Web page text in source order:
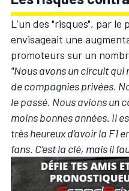
AUTRES CHAMPIONNATS
L’un des "risques", par
envisageait une
promoteurs sur un
"Nous avons un circuit qui
de compagnies privées.
le passé. Nous avions un
moins bonnes années. Il
très heureux d’avoir la F1
fans. C’est la clé, mais il